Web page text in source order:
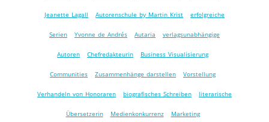
Jeanette Lagall Autorenschule by Martin Krist erfolgreiche
Serien Yvonne de Andrés Autaria verlagsunabhängige
Autoren Chefredakteurin Business Visualisierung
Communities Zusammenhänge darstellen Vorstellung
Verhandeln von Honoraren biografisches Schreiben literarische
Übersetzerin Medienkonkurrenz Marketing